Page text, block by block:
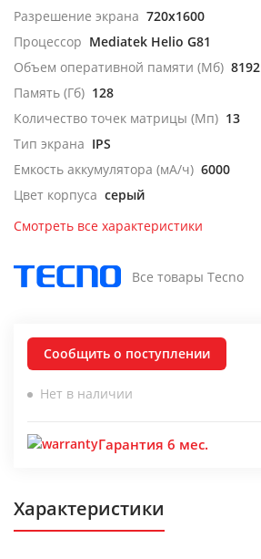
Разрешение экрана 720x1600
Процессор Mediatek Helio G81
Объем оперативной памяти (Мб) 8192
Память (Гб) 128
Количество точек матрицы (Мп) 13
Тип экрана IPS
Емкость аккумулятора (мА/ч) 6000
Цвет корпуса серый
Смотреть все характеристики
Все товары Tecno
Сообщить о поступлении
Нет в наличии
Гарантия 6 мес.
Характеристики